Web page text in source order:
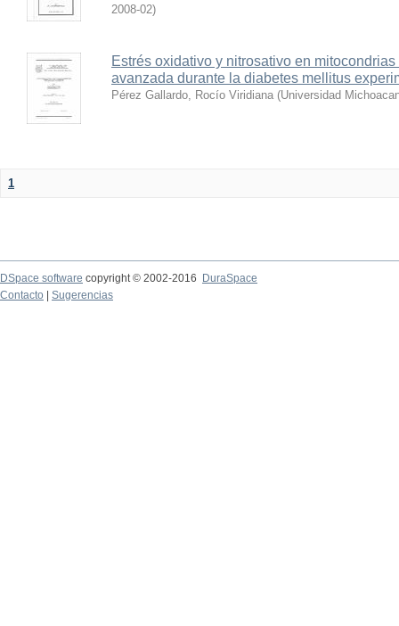
2008-02)
Estrés oxidativo y nitrosativo en
avanzada durante la diabetes mellitus
Pérez Gallardo, Rocío Viridiana (Universidad
1
DSpace software copyright © 2002-2016
DuraSpace
Contacto
Sugerencias